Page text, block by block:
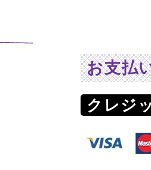
お支払
クレジ